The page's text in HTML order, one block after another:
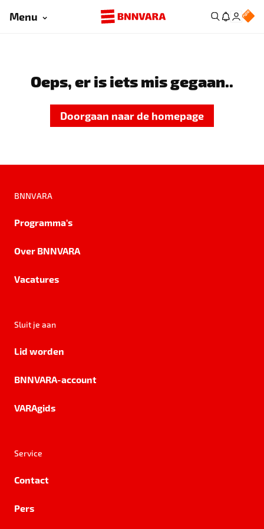
Menu
Oeps, er is iets mis gegaan..
Doorgaan naar de homepage
BNNVARA
Programma's
Over BNNVARA
Vacatures
Sluit je aan
Lid worden
BNNVARA-account
VARAgids
Service
Contact
Pers